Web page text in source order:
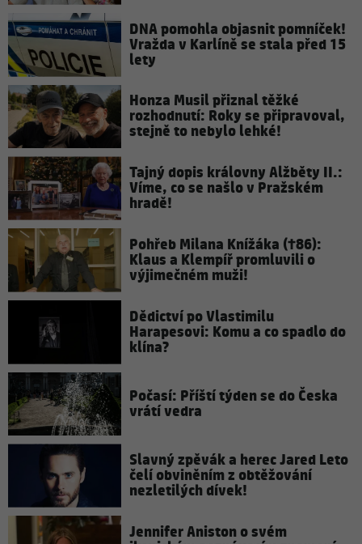
DNA pomohla objasnit pomníček!
Vražda v Karlíně se stala před 15
lety
Honza Musil přiznal těžké
rozhodnutí: Roky se připravoval,
stejně to nebylo lehké!
Tajný dopis královny Alžběty II.:
Víme, co se našlo v Pražském
hradě!
Pohřeb Milana Knížáka (†86):
Klaus a Klempíř promluvili o
výjimečném muži!
Dědictví po Vlastimilu
Harapesovi: Komu a co spadlo do
klína?
Počasí: Příští týden se do Česka
vrátí vedra
Slavný zpěvák a herec Jared Leto
čelí obviněním z obtěžování
nezletilých dívek!
Jennifer Aniston o svém